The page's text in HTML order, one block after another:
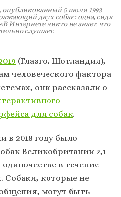
5 июля 1993
двух собак: одна, сидя
Интернете никто не знает, что
слушает.
(Глазго, Шотландия),
человеческого фактора
они рассказали о
для собак.
в 2018 году было
Великобритании 2,1
в течение
Собаки, которые не
могут быть